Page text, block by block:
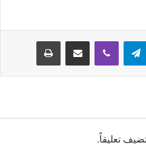
تيلقرامڤايبر مشاركة عبر البريد طباعة
تعليقاً.